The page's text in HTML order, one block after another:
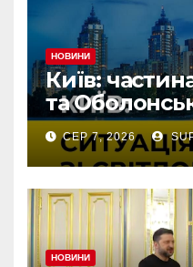
НОВИНИ
Київ:
та
тимчасово
аварію
СЕР 7, 2026
НОВИНИ